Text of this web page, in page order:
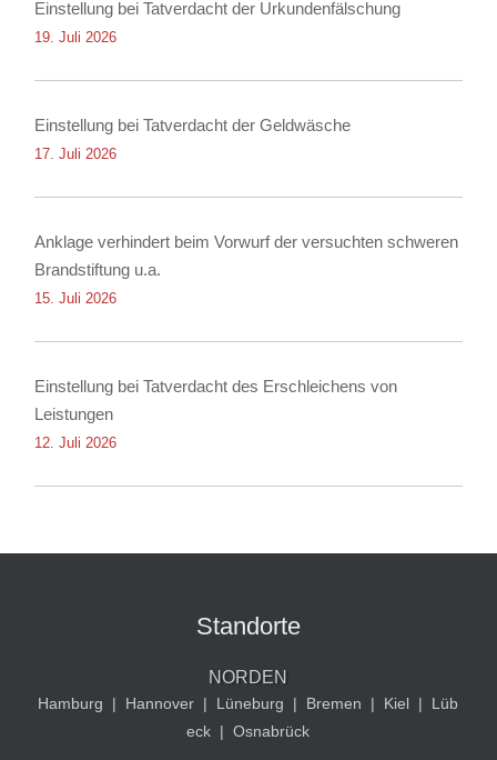
Einstellung bei Tatverdacht der Urkundenfälschung
19. Juli 2026
Einstellung bei Tatverdacht der Geldwäsche
17. Juli 2026
Anklage verhindert beim Vorwurf der versuchten schweren
Brandstiftung u.a.
15. Juli 2026
Einstellung bei Tatverdacht des Erschleichens von
Leistungen
12. Juli 2026
Standorte
NORDEN
Hamburg | Hannover | Lüneburg | Bremen | Kiel |
Lüb
eck | Osnabrück